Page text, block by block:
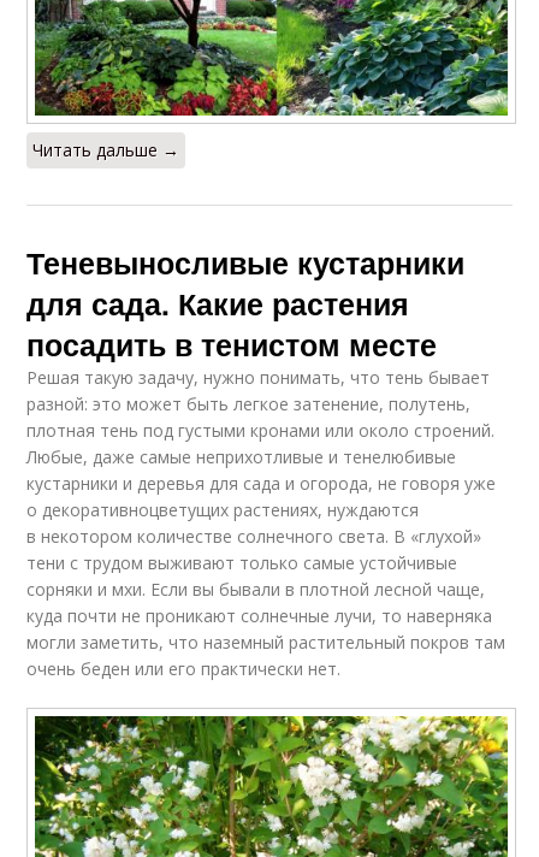
Читать дальше →
Теневыносливые кустарники
для сада. Какие растения
посадить в тенистом месте
Решая такую задачу, нужно понимать, что тень бывает
разной: это может быть легкое затенение, полутень,
плотная тень под густыми кронами или около строений.
Любые, даже самые неприхотливые и тенелюбивые
кустарники и деревья для сада и огорода, не говоря уже
о декоративноцветущих растениях, нуждаются
в некотором количестве солнечного света. В «глухой»
тени с трудом выживают только самые устойчивые
сорняки и мхи. Если вы бывали в плотной лесной чаще,
куда почти не проникают солнечные лучи, то наверняка
могли заметить, что наземный растительный покров там
очень беден или его практически нет.